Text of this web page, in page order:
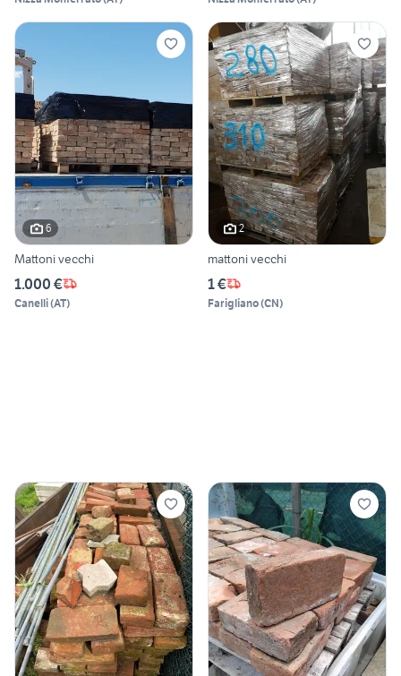
6
Mattoni vecchi
1.000 €
Canelli(AT)
2
mattoni vecchi
1 €
Farigliano(CN)